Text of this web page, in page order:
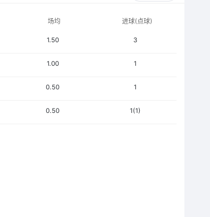
场均 进球(点球)
1.50 3
1.00 1
0.50 1
0.50 1(1)